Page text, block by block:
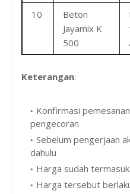
10
Beton
Jayamix K
500
Keterangan:
Konfirmasi
pengecoran
Sebelum pengerjaan
dahulu
Harga sudah
Harga tersebut